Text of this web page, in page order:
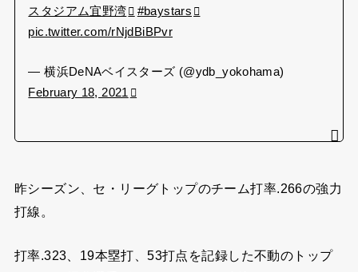
スタジアム宜野湾
#baystars
pic.twitter.com/rNjdBiBPvr
— 横浜DeNAベイスターズ (@ydb_yokohama)
February 18, 2021
昨シーズン、セ・リーグトップのチーム打率.266の強力
打線。
打率.323、19本塁打、53打点を記録した不動のトップ